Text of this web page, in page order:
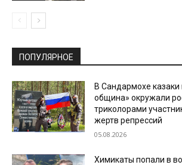
ПОПУЛЯРНОЕ
В Сандармохе казаки
община» окружали
триколорами
жертв репрессий
05.08.2026
Химикаты попали в